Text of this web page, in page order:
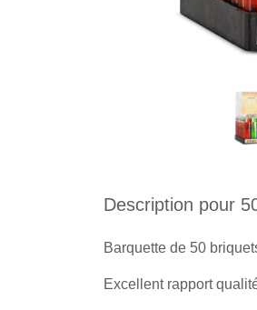
Description pour
Barquette de 50
Excellent rapport